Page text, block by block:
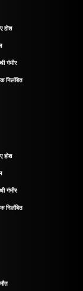
होश
गंभीर
निलंबित
होश
गंभीर
निलंबित